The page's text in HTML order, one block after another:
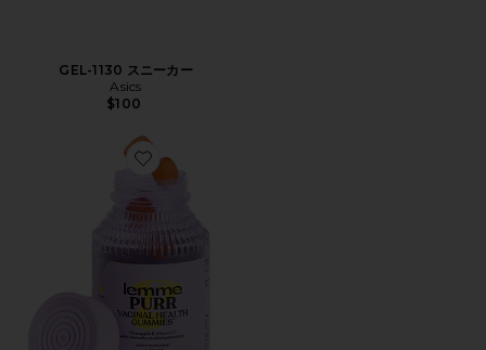
GEL-1130 スニーカー
Asics
$100
Favorite PURR ビタミングミ